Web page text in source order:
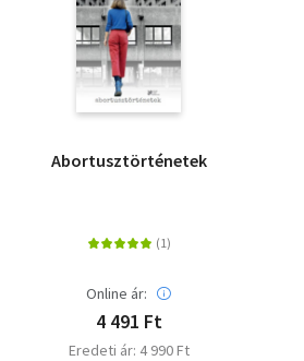
Abortusztörténetek
Online ár:
4 491 Ft
Eredeti ár: 4 990 Ft